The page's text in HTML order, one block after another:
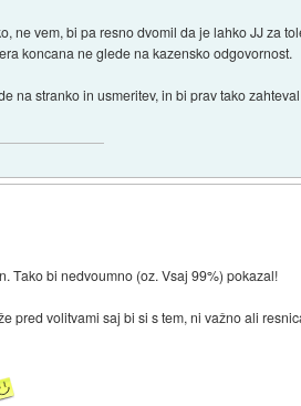
ne vem, bi pa resno dvomil da je lahko JJ za
koncana ne glede na kazensko odgovornost.
na stranko in usmeritev, in bi prav tako
Tako bi nedvoumno (oz. Vsaj 99%) pokazal!
pred volitvami saj bi si s tem, ni važno ali